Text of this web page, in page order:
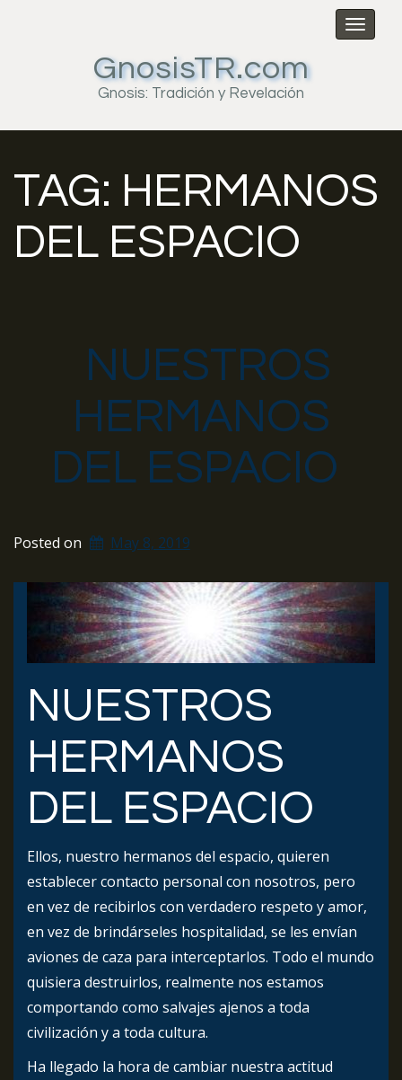
Toggle
GnosisTR.com
Gnosis: Tradición y Revelación
TAG: HERMANOS
DEL ESPACIO
NUESTROS
HERMANOS
DEL ESPACIO
Posted on May 8, 2019
NUESTROS
HERMANOS
DEL ESPACIO
Ellos, nuestro hermanos del espacio, quieren
establecer contacto personal con nosotros, pero
en vez de recibirlos con verdadero respeto y amor,
en vez de brindárseles hospitalidad, se les envían
aviones de caza para interceptarlos. Todo el mundo
quisiera destruirlos, realmente nos estamos
comportando como salvajes ajenos a toda
civilización y a toda cultura.
Ha llegado la hora de cambiar nuestra actitud